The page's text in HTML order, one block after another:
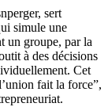
sert
simule une
un groupe, par la
à des décisions
Cet
fait la force”,